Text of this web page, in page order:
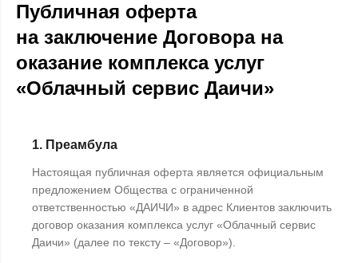
Публичная оферта
на заключение Договора на
оказание комплекса услуг
«Облачный сервис Даичи»
1. Преамбула
Настоящая публичная оферта является официальным
предложением Общества с ограниченной
ответственностью «ДАИЧИ» в адрес Клиентов заключить
договор оказания комплекса услуг «Облачный сервис
Даичи» (далее по тексту – «Договор»).